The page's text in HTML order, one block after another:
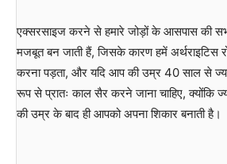
एक्सरसाइज करने से हमारे जोड़ों के आसपास की सभी
मजबूत बन जाती हैं, जिसके कारण हमें अर्थराइटिस
करना पड़ता, और यदि आप की उम्र 40 साल से
रूप से प्रातः काल सैर करने जाना चाहिए, क्योंकि
की उम्र के बाद ही आपको अपना शिकार बनाती है।